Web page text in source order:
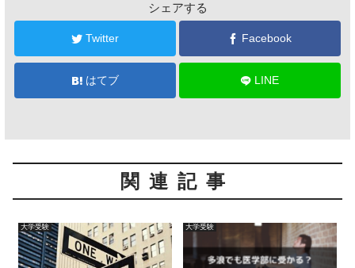
シェアする
Twitter Facebook
はてブ LINE
関連記事
大学受験 大学受験